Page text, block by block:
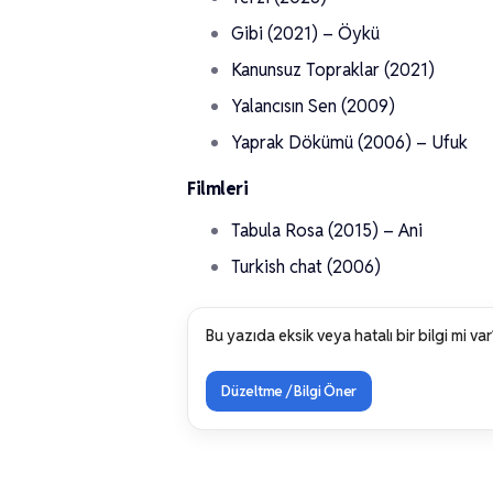
Gibi (2021) – Öykü
Kanunsuz Topraklar (2021)
Yalancısın Sen (2009)
Yaprak Dökümü (2006) – Ufuk
Filmleri
Tabula Rosa (2015) – Ani
Turkish chat (2006)
Bu yazıda eksik veya hatalı bir bilgi mi
Düzeltme / Bilgi Öner